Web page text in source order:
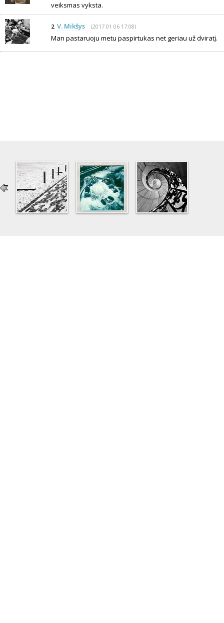
veiksmas vyksta.
2. V. Mikšys (2017 01 06 17:08)
Man pastaruoju metu paspirtukas net geriau už dviratį.